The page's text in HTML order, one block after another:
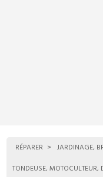
RÉPARER
JARDINAGE,
TONDEUSE, MOTOCULTEUR,